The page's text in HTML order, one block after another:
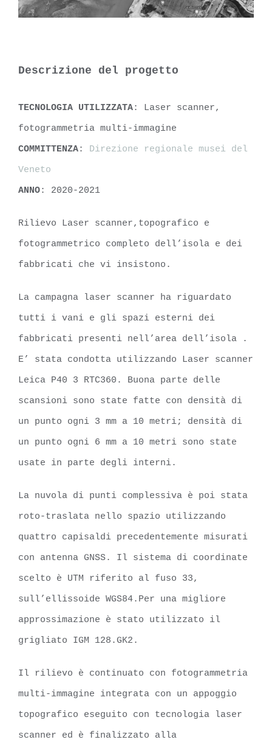
Descrizione del progetto
TECNOLOGIA UTILIZZATA: Laser scanner,
fotogrammetria multi-immagine
COMMITTENZA: Direzione regionale musei del
Veneto
ANNO: 2020-2021
Rilievo Laser scanner,topografico e
fotogrammetrico completo dell’isola e dei
fabbricati che vi insistono.
La campagna laser scanner ha riguardato
tutti i vani e gli spazi esterni dei
fabbricati presenti nell’area dell’isola .
E’ stata condotta utilizzando Laser scanner
Leica P40 3 RTC360. Buona parte delle
scansioni sono state fatte con densità di
un punto ogni 3 mm a 10 metri; densità di
un punto ogni 6 mm a 10 metri sono state
usate in parte degli interni.
La nuvola di punti complessiva è poi stata
roto-traslata nello spazio utilizzando
quattro capisaldi precedentemente misurati
con antenna GNSS. Il sistema di coordinate
scelto è UTM riferito al fuso 33,
sull’ellissoide WGS84.Per una migliore
approssimazione è stato utilizzato il
grigliato IGM 128.GK2.
Il rilievo è continuato con fotogrammetria
multi-immagine integrata con un appoggio
topografico eseguito con tecnologia laser
scanner ed è finalizzato alla